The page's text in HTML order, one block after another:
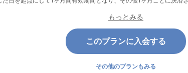
もっとみる
このプランに入会する
その他のプランもみる